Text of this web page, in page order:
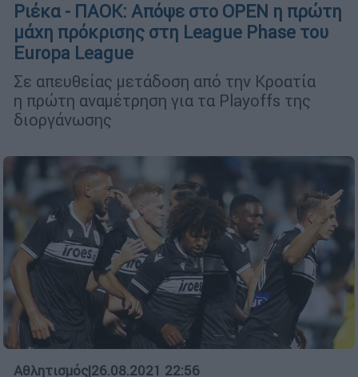
Ριέκα - ΠΑΟΚ: Απόψε στο OPEN η πρώτη
μάχη πρόκρισης στη League Phase του
Europa League
Σε απευθείας μετάδοση από την Κροατία
η πρώτη αναμέτρηση για τα Playoffs της
διοργάνωσης
Αθλητισμός|26.08.2021 22:56